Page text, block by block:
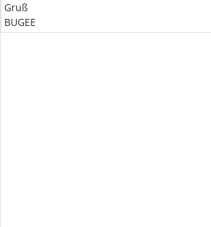
Gruß
BUGEE